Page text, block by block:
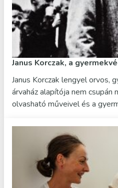
Janus Korczak, a
Janus Korczak lengyel orvos,
árvaház alapítója nem csupán
olvasható műveivel és a